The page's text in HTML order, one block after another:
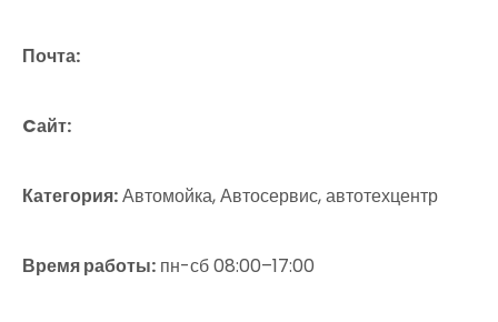
Почта:
Cайт:
Категория:Автомойка, Автосервис, автотехцентр
Время работы: пн-сб 08:00–17:00